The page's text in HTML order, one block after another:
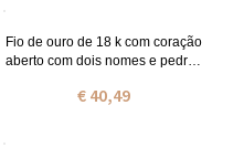
Fio de ouro de 18 k com coração
aberto com dois nomes e pedras
€ 40,49